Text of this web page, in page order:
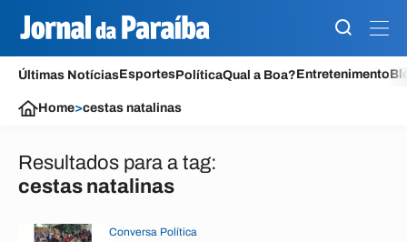
Últimas NotíciasEsportesPolíticaQual a Boa?Entretenimento
Home>cestas natalinas
Resultados para a tag:
cestas natalinas
Conversa Política